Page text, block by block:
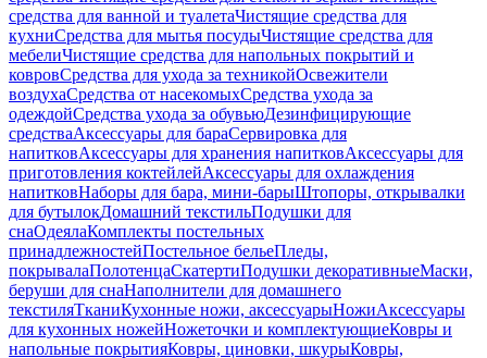
средства для ванной и туалетаЧистящие средства для
кухниСредства для мытья посудыЧистящие средства для
мебелиЧистящие средства для напольных покрытий и
ковровСредства для ухода за техникойОсвежители
воздухаСредства от насекомыхСредства ухода за
одеждойСредства ухода за обувьюДезинфицирующие
средстваАксессуары для бараСервировка для
напитковАксессуары для хранения напитковАксессуары для
приготовления коктейлейАксессуары для охлаждения
напитковНаборы для бара, мини-барыШтопоры, открывалки
для бутылокДомашний текстильПодушки для
снаОдеялаКомплекты постельных
принадлежностейПостельное бельеПледы,
покрывалаПолотенцаСкатертиПодушки декоративныеМаски,
беруши для снаНаполнители для домашнего
текстиляТканиКухонные ножи, аксессуарыНожиАксессуары
для кухонных ножейНожеточки и комплектующиеКовры и
напольные покрытияКовры, циновки, шкурыКовры,